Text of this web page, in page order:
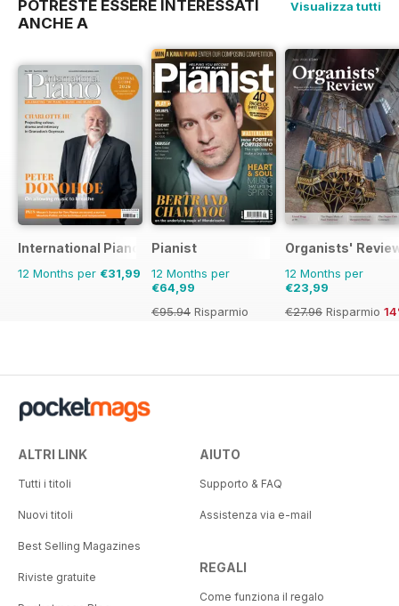
POTRESTE ESSERE INTERESSATI
ANCHE A
Visualizza tutti
International Piano
12 Months per €31,99
Pianist
12 Months per
€64,99
€95.94 Risparmio
Organists'
12 Months per
€23,99
€27.96 Risparmio
ALTRI LINK
Tutti i titoli
Nuovi titoli
Best Selling Magazines
Riviste gratuite
AIUTO
Supporto & FAQ
Assistenza via e-mail
REGALI
Come funziona il regalo